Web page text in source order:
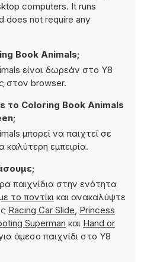
computers. It runs
does not require any
Book Animals;
είναι δωρεάν στο Y8
στον browser.
το Coloring Book Animals
μπορεί να παιχτεί σε
καλύτερη εμπειρία.
παιχνίδια στην ενότητα
το ποντίκι και ανακαλύψτε
Racing Car Slide, Princess
Superman και Hand or
άμεσο παιχνίδι στο Y8